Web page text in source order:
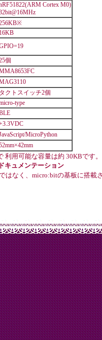
Cortex M0)
16KB
個
タクトスイッチ2個
type
MicroPython
用可能な容量は約 30KBです。
キュメンテーション
はなく、micro:bitの基板に搭載